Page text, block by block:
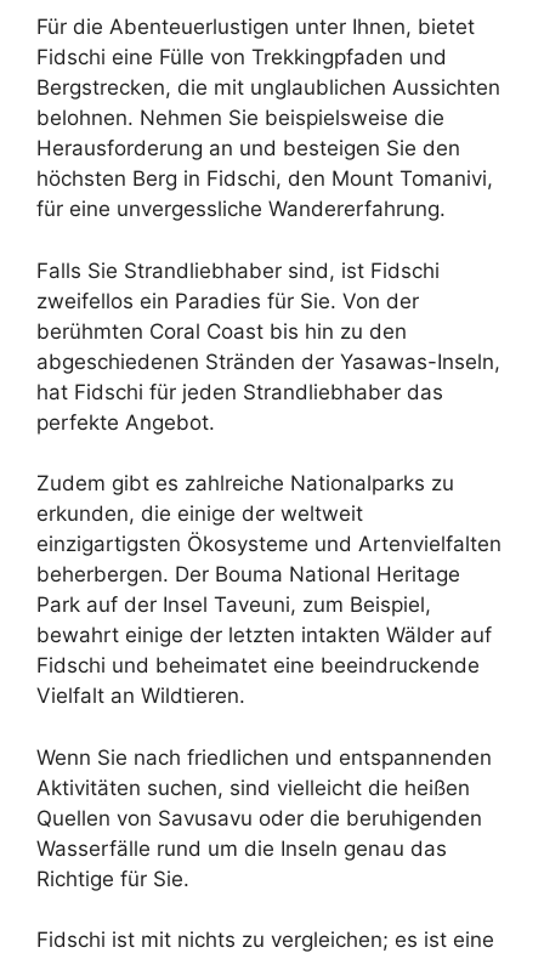
Für die Abenteuerlustigen unter Ihnen, bietet
Fidschi eine Fülle von Trekkingpfaden und
Bergstrecken, die mit unglaublichen Aussichten
belohnen. Nehmen Sie beispielsweise die
Herausforderung an und besteigen Sie den
höchsten Berg in Fidschi, den Mount Tomanivi,
für eine unvergessliche Wandererfahrung.
Falls Sie Strandliebhaber sind, ist Fidschi
zweifellos ein Paradies für Sie. Von der
berühmten Coral Coast bis hin zu den
abgeschiedenen Stränden der Yasawas-Inseln,
hat Fidschi für jeden Strandliebhaber das
perfekte Angebot.
Zudem gibt es zahlreiche Nationalparks zu
erkunden, die einige der weltweit
einzigartigsten Ökosysteme und Artenvielfalten
beherbergen. Der Bouma National Heritage
Park auf der Insel Taveuni, zum Beispiel,
bewahrt einige der letzten intakten Wälder auf
Fidschi und beheimatet eine beeindruckende
Vielfalt an Wildtieren.
Wenn Sie nach friedlichen und entspannenden
Aktivitäten suchen, sind vielleicht die heißen
Quellen von Savusavu oder die beruhigenden
Wasserfälle rund um die Inseln genau das
Richtige für Sie.
Fidschi ist mit nichts zu vergleichen; es ist eine